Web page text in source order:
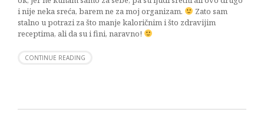
i nije neka sreća, barem ne za moj organizam.
Zato sam
stalno u potrazi za što manje kaloričnim i što zdravijim
receptima, ali da su i fini, naravno!
CONTINUE READING